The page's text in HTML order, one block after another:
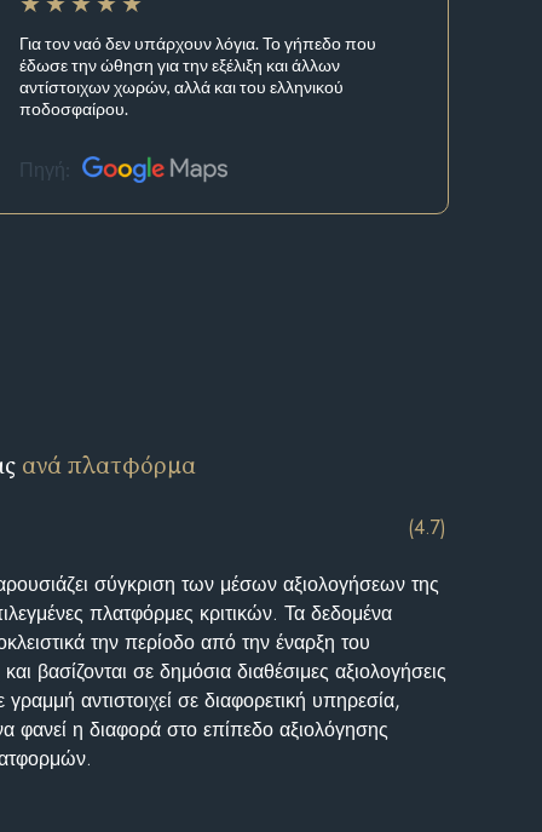
Για τον ναό δεν υπάρχουν λόγια. Το γήπεδο που
έδωσε την ώθηση για την εξέλιξη και άλλων
αντίστοιχων χωρών, αλλά και του ελληνικού
ποδοσφαίρου.
Πηγή:
ανά πλατφόρμα
(4.7)
σύγκριση των μέσων αξιολογήσεων της
πλατφόρμες κριτικών. Τα δεδομένα
την περίοδο από την έναρξη του
βασίζονται σε δημόσια διαθέσιμες αξιολογήσεις
αντιστοιχεί σε διαφορετική υπηρεσία,
φανεί η διαφορά στο επίπεδο αξιολόγησης